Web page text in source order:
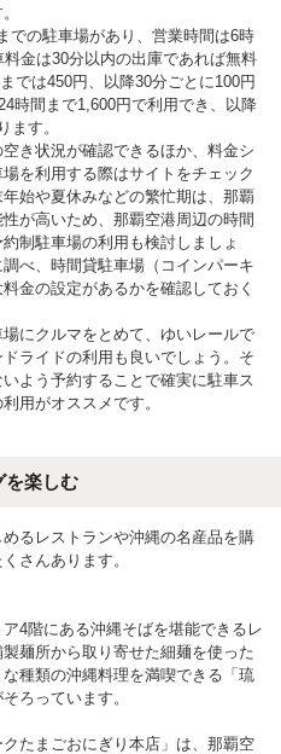
での駐車場があり、営業時間は6時
金は30分以内の出庫であれば無料
では450円、以降30分ごとに100円
時間まで1,600円で利用でき、以降
ます。
き状況が確認できるほか、料金シ
を利用する際はサイトをチェック
始や夏休みなどの繁忙期は、那覇
が高いため、那覇空港周辺の時間
制駐車場の利用も検討しましょ
べ、時間貸駐車場（コインパーキ
金の設定があるかを確認しておく
にクルマをとめて、ゆいレールで
ライドの利用も良いでしょう。そ
よう予約することで確実に駐車ス
用がオススメです。
を楽しむ
るレストランや沖縄の名産品を購
さんあります。
4階にある沖縄そばを堪能できるレ
麺所から取り寄せた細麺を使った
種類の沖縄料理を満喫できる「琉
ろっています。
クたまごおにぎり本店」は、那覇空